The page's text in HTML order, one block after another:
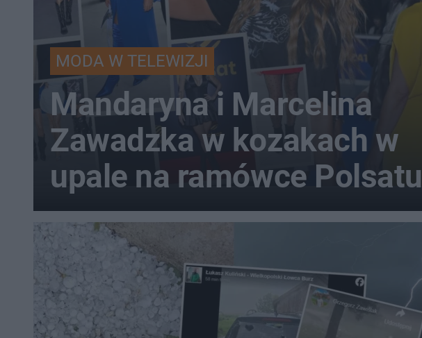
MODA W TELEWIZJI
Mandaryna i Marcelina
Zawadzka w kozakach w
upale na ramówce Polsatu